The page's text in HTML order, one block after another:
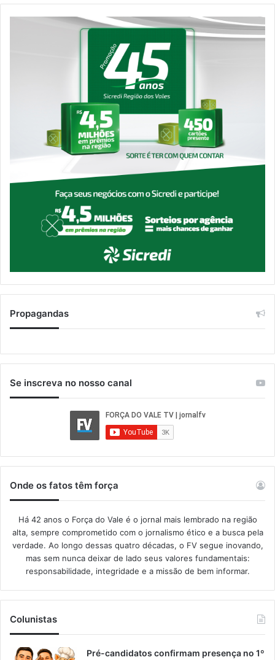
Propagandas
Se inscreva no nosso canal
Onde os fatos têm força
Há 42 anos o Força do Vale é o jornal mais lembrado na região
alta, sempre comprometido com o jornalismo ético e a busca pela
verdade. Ao longo dessas quatro décadas, o FV segue inovando,
mas sem nunca deixar de lado seus valores fundamentais:
responsabilidade, integridade e a missão de bem informar.​
Colunistas
Pré-candidatos confirmam presença no 1º